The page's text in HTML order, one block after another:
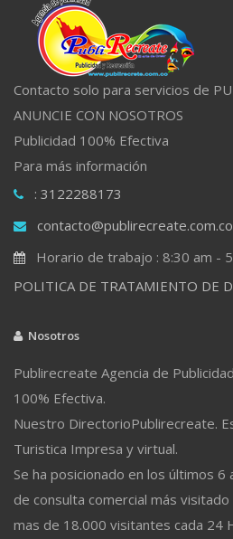
Contacto solo para servicios de
ANUNCIE CON NOSOTROS
Publicidad 100% Efectiva
Para más información
: 3122288173
contacto@publirecreate.com.co
Horario de trabajo : 8:30 am -
POLITICA DE TRATAMIENTO DE
Nosotros
Publirecreate Agencia de
100% Efectiva.
Nuestro DirectorioPublirecreate.
Turistica Impresa y virtual.
Se ha posicionado en los últimos
de consulta comercial más
mas de 18.000 visitantes cada 24